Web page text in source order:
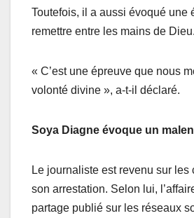
Toutefois, il a aussi évoqué une
remettre entre les mains de Dieu.
« C’est une épreuve que nous
volonté divine », a-t-il déclaré.
Soya Diagne évoque un
Le journaliste est revenu sur les
son arrestation. Selon lui,
partage publié sur les réseaux